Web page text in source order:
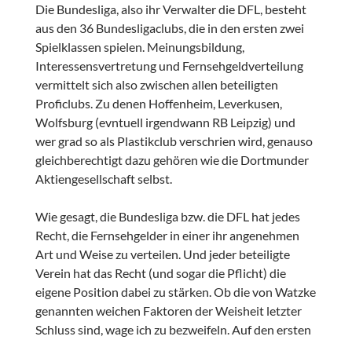
Die Bundesliga, also ihr Verwalter die DFL, besteht
aus den 36 Bundesligaclubs, die in den ersten zwei
Spielklassen spielen. Meinungsbildung,
Interessensvertretung und Fernsehgeldverteilung
vermittelt sich also zwischen allen beteiligten
Proficlubs. Zu denen Hoffenheim, Leverkusen,
Wolfsburg (evntuell irgendwann RB Leipzig) und
wer grad so als Plastikclub verschrien wird, genauso
gleichberechtigt dazu gehören wie die Dortmunder
Aktiengesellschaft selbst.
Wie gesagt, die Bundesliga bzw. die DFL hat jedes
Recht, die Fernsehgelder in einer ihr angenehmen
Art und Weise zu verteilen. Und jeder beteiligte
Verein hat das Recht (und sogar die Pflicht) die
eigene Position dabei zu stärken. Ob die von Watzke
genannten weichen Faktoren der Weisheit letzter
Schluss sind, wage ich zu bezweifeln. Auf den ersten